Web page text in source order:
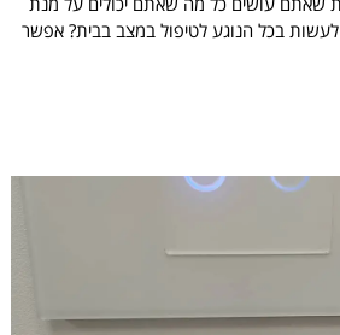
בכל הנוגע לטיפול במצב בבית? אפשר